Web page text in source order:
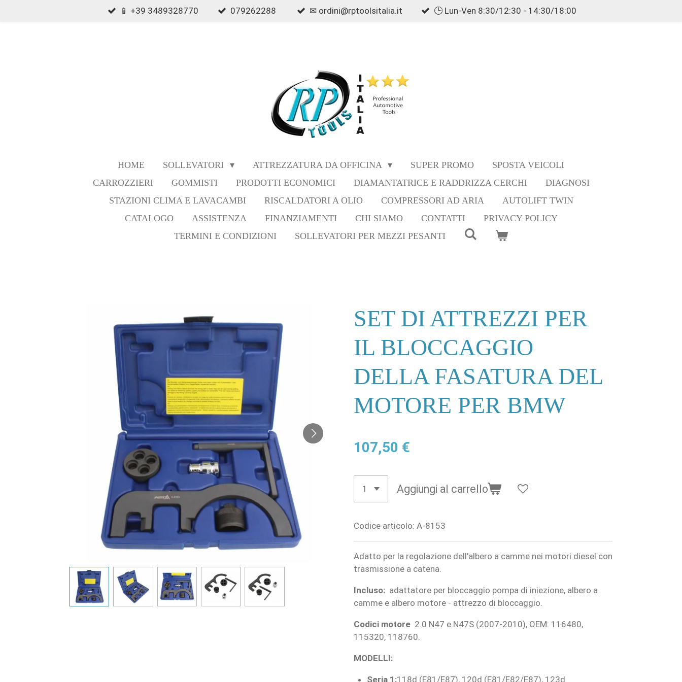
📱 +39 3489328770 079262288 ✉ ordini@rptoolsitalia.it 🕒 Lun-Ven 8:30/12:30 - 14:30/18:00
HOME SOLLEVATORI ATTREZZATURA DA OFFICINA SUPER PROMO
SPOSTA VEICOLI
CARROZZIERI
GOMMISTI PRODOTTI ECONOMICI DIAMANTATRICE E RADDRIZZA CERCHI
DIAGNOSI
STAZIONI CLIMA E LAVACAMBI
RISCALDATORI A OLIO COMPRESSORI AD ARIA
AUTOLIFT TWIN
CATALOGO
ASSISTENZA FINANZIAMENTI CHI SIAMO CONTATTI
PRIVACY POLICY
TERMINI E CONDIZIONI
SOLLEVATORI PER MEZZI PESANTI
SET DI ATTREZZI PER
IL BLOCCAGGIO
DELLA FASATURA DEL
MOTORE PER BMW
107,50 €
Aggiungi al carrello
Codice articolo: A-8153
Adatto per la regolazione dell'albero a camme nei motori diesel con
trasmissione a catena.
Incluso: adattatore per bloccaggio pompa di iniezione, albero a
camme e albero motore - attrezzo di bloccaggio.
Codici motore 2.0 N47 e N47S (2007-2010), OEM: 116480,
115320, 118760.
MODELLI:
Seria 1:118d (E81/E87), 120d (E81/E82/E87), 123d